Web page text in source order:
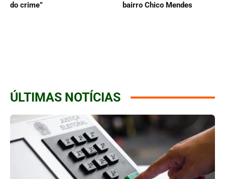
do crime”
bairro Chico Mendes
ÚLTIMAS NOTÍCIAS